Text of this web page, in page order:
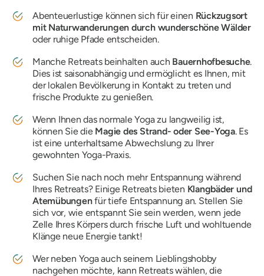
Abenteuerlustige können sich für einen Rückzugsort
mit Naturwanderungen durch wunderschöne Wälder
oder ruhige Pfade entscheiden.
Manche Retreats beinhalten auch Bauernhofbesuche.
Dies ist saisonabhängig und ermöglicht es Ihnen, mit
der lokalen Bevölkerung in Kontakt zu treten und
frische Produkte zu genießen.
Wenn Ihnen das normale Yoga zu langweilig ist,
können Sie die Magie des Strand- oder See-Yoga. Es
ist eine unterhaltsame Abwechslung zu Ihrer
gewohnten Yoga-Praxis.
Suchen Sie nach noch mehr Entspannung während
Ihres Retreats? Einige Retreats bieten Klangbäder und
Atemübungenfür tiefe Entspannung an. Stellen Sie
sich vor, wie entspannt Sie sein werden, wenn jede
Zelle Ihres Körpers durch frische Luft und wohltuende
Klänge neue Energie tankt!
Wer neben Yoga auch seinem Lieblingshobby
nachgehen möchte, kann Retreats wählen, die